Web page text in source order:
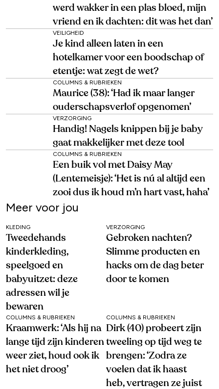
werd wakker in een plas bloed, mijn
vriend en ik dachten: dit was het dan’
VEILIGHEID
Je kind alleen laten in een
hotelkamer voor een boodschap of
etentje: wat zegt de wet?
COLUMNS & RUBRIEKEN
Maurice (38): ‘Had ik maar langer
ouderschapsverlof opgenomen’
VERZORGING
Handig! Nagels knippen bij je baby
gaat makkelijker met deze tool
COLUMNS & RUBRIEKEN
Een buik vol met Daisy May
(Lentemeisje): ‘Het is nú al altijd een
zooi dus ik houd m’n hart vast, haha’
Meer voor jou
KLEDING
Tweedehands
kinderkleding,
speelgoed en
babyuitzet: deze
adressen wil je
bewaren
VERZORGING
Gebroken nachten?
Slimme producten en
hacks om de dag beter
door te komen
COLUMNS & RUBRIEKEN
Kraamwerk: ‘Als hij na
lange tijd zijn kinderen
weer ziet, houd ook ik
het niet droog’
COLUMNS & RUBRIEKEN
Dirk (40) probeert zijn
tweeling op tijd weg te
brengen: ‘Zodra ze
voelen dat ik haast
heb, vertragen ze juist